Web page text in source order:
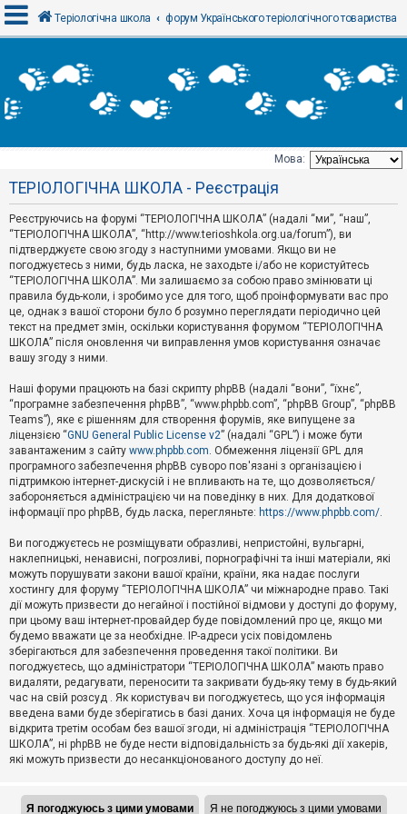
х
і
Т
е
м
и
б
е
з
в
і
д
п
о
в
і
д
й
А
к
т
и
в
н
і
м
и
П
о
ш
у
Д
о
п
о
м
Теріологічна школа форум Українського теріологічного товариства
Мова:
ТЕРІОЛОГІЧНА ШКОЛА - Реєстрація
Реєструючись на форумі “ТЕРІОЛОГІЧНА ШКОЛА” (надалі “ми”, “наш”,
“ТЕРІОЛОГІЧНА ШКОЛА”, “http://www.terioshkola.org.ua/forum”), ви
підтверджуєте свою згоду з наступними умовами. Якщо ви не
погоджуєтесь з ними, будь ласка, не заходьте і/або не користуйтесь
“ТЕРІОЛОГІЧНА ШКОЛА”. Ми залишаємо за собою право змінювати ці
правила будь-коли, і зробимо усе для того, щоб проінформувати вас про
це, однак з вашої сторони було б розумно переглядати періодично цей
текст на предмет змін, оскільки користування форумом “ТЕРІОЛОГІЧНА
ШКОЛА” після оновлення чи виправлення умов користування означає
вашу згоду з ними.
Наші форуми працюють на базі скрипту phpBB (надалі “вони”, “їхнє”,
“програмне забезпечення phpBB”, “www.phpbb.com”, “phpBB Group”, “phpBB
Teams”), яке є рішенням для створення форумів, яке випущене за
ліцензією “GNU General Public License v2” (надалі “GPL”) і може бути
завантаженим з сайту www.phpbb.com. Обмеження ліцензії GPL для
програмного забезпечення phpBB суворо пов'язані з організацією і
підтримкою інтернет-дискусій і не впливають на те, що дозволяється/
забороняється адміністрацією чи на поведінку в них. Для додаткової
інформації про phpBB, будь ласка, перегляньте: https://www.phpbb.com/.
Ви погоджуєтесь не розміщувати образливі, непристойні, вульгарні,
наклепницькі, ненависні, погрозливі, порнографічні та інші матеріали, які
можуть порушувати закони вашої країни, країни, яка надає послуги
хостингу для форуму “ТЕРІОЛОГІЧНА ШКОЛА” чи міжнародне право. Такі
дії можуть призвести до негайної і постійної відмови у доступі до форуму,
при цьому ваш інтернет-провайдер буде повідомлений про це, якщо ми
будемо вважати це за необхідне. IP-адреси усіх повідомлень
зберігаються для забезпечення проведення такої політики. Ви
погоджуєтесь, що адміністратори “ТЕРІОЛОГІЧНА ШКОЛА” мають право
видаляти, редагувати, переносити та закривати будь-яку тему в будь-який
час на свій розсуд . Як користувач ви погоджуєтесь, що уся інформація
введена вами буде зберігатись в базі даних. Хоча ця інформація не буде
відкрита третім особам без вашої згоди, ні адміністрація “ТЕРІОЛОГІЧНА
ШКОЛА”, ні phpBB не буде нести відповідальність за будь-які дії хакерів,
які можуть призвести до несанкціонованого доступу до неї.